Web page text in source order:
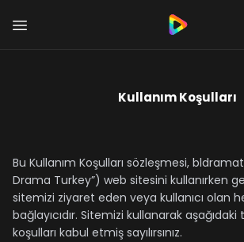
Kullanım Koşulları
Bu Kullanım Koşulları sözleşmesi,
Drama Turkey”) web sitesini kullanırken
sitemizi ziyaret eden veya kullanıcı olan
bağlayıcıdır. Sitemizi kullanarak
koşulları kabul etmiş sayılırsınız.